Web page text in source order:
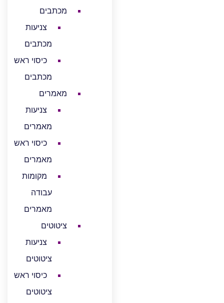
מכתבים
צניעות
מכתבים
כיסוי ראש
מכתבים
מאמרים
צניעות
מאמרים
כיסוי ראש
מאמרים
מקומות
עבודה
מאמרים
ציטוטים
צניעות
ציטוטים
כיסוי ראש
ציטוטים